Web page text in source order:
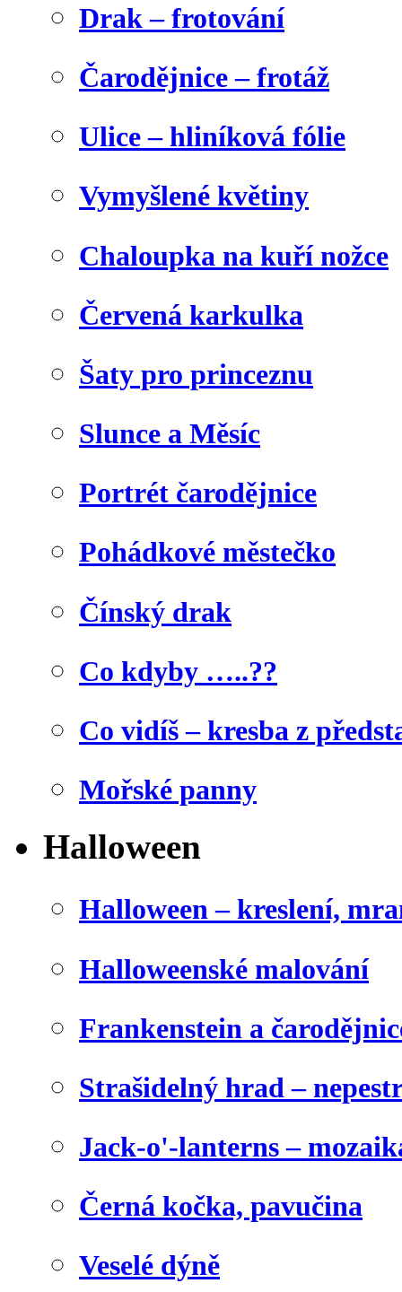
Drak – frotování
Čarodějnice – frotáž
Ulice – hliníková fólie
Vymyšlené květiny
Chaloupka na kuří nožce
Červená karkulka
Šaty pro princeznu
Slunce a Měsíc
Portrét čarodějnice
Pohádkové městečko
Čínský drak
Co kdyby …..??
Co vidíš – kresba z
Mořské panny
Halloween
Halloween – kreslení,
Halloweenské malování
Frankenstein a
Strašidelný hrad –
Jack-o'-lanterns –
Černá kočka, pavučina
Veselé dýně